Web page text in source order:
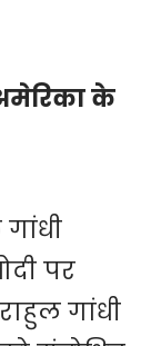
अमेरिका के
पर
गांधी